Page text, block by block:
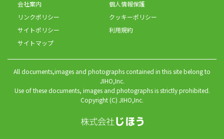
会社案内
個人情報保護
リンクポリシー
クッキーポリシー
サイトポリシー
利用規約
サイトマップ
All documents,images and photographs contained in this site belong to
JIHO,Inc.
Use of these documents, images and photographs is strictly prohibited.
Copyright (C) JIHO,Inc.